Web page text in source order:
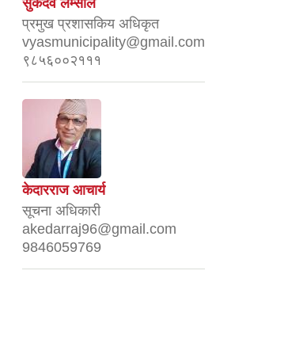
प्रमुख प्रशासकिय अधिकृत
vyasmunicipality@gmail.com
९८५६००२१११
केदारराज आचार्य
सूचना अधिकारी
akedarraj96@gmail.com
9846059769